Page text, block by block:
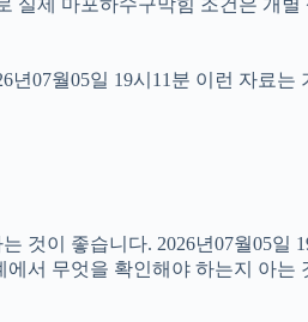
년07월05일 19시11분 이런 자료
이 좋습니다. 2026년07월05일
서 무엇을 확인해야 하는지 아는